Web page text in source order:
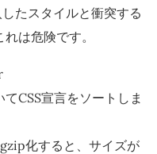
たスタイルと衝突する
は危険です。
CSS宣言をソートしま
化すると、サイズが